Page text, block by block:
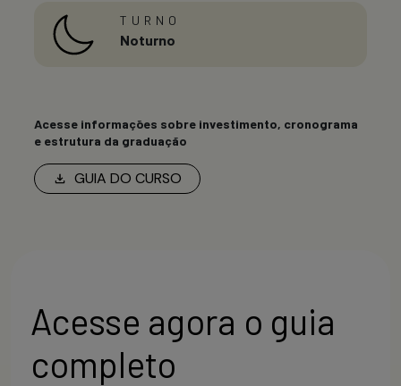
TURNO
Noturno
GUIA DO CURSO
Acesse informações sobre investimento, cronograma
e estrutura da graduação
Acesse agora o guia
completo